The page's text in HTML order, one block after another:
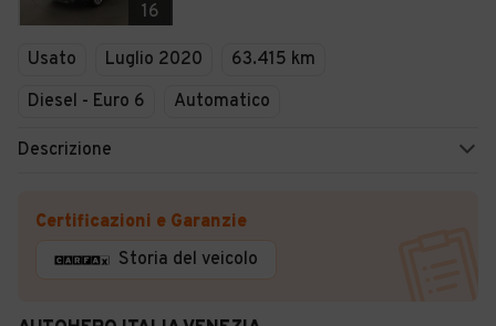
16
Usato Luglio 2020
63.415 km
Diesel - Euro 6
Automatico
Descrizione
Certificazioni e Garanzie
Storia del veicolo